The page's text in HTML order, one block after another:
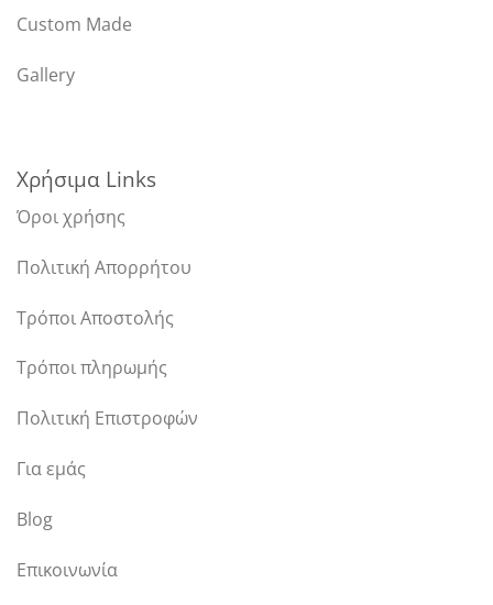
Custom Made
Gallery
Χρήσιμα Links
Όροι χρήσης
Πολιτική Απορρήτου
Τρόποι Αποστολής
Τρόποι πληρωμής
Πολιτική Επιστροφών
Για εμάς
Blog
Επικοινωνία